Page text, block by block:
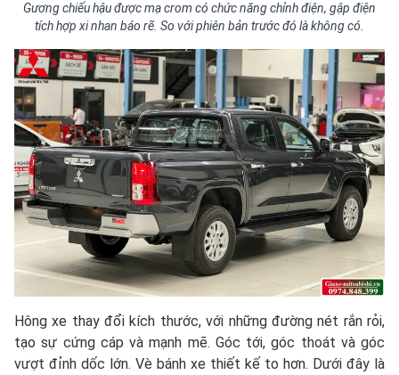
Gương chiếu hậu được mạ crom có chức năng chỉnh điện, gập điện
tích hợp xi nhan báo rẽ. So với phiên bản trước đó là không có.
Hông xe thay đổi kích thước, với những đường nét rắn rỏi,
tạo sự cứng cáp và mạnh mẽ. Góc tới, góc thoát và góc
vượt đỉnh dốc lớn. Vè bánh xe thiết kế to hơn. Dưới đây là